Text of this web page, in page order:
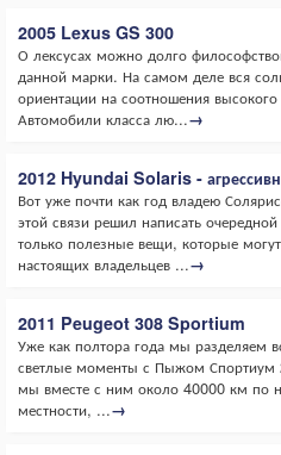
2005 Lexus GS 300
О лексусах можно долго
данной марки. На самом деле вся
ориентации на соотношения
Автомобили класса лю...→
2012 Hyundai Solaris -
Вот уже почти как год владею
этой связи решил написать
только полезные вещи, которые
настоящих владельцев ...→
2011 Peugeot 308 Sportium
Уже как полтора года мы разделяем
светлые моменты с Пыжом Спортиум
мы вместе с ним около 40000 км по
местности, ...→